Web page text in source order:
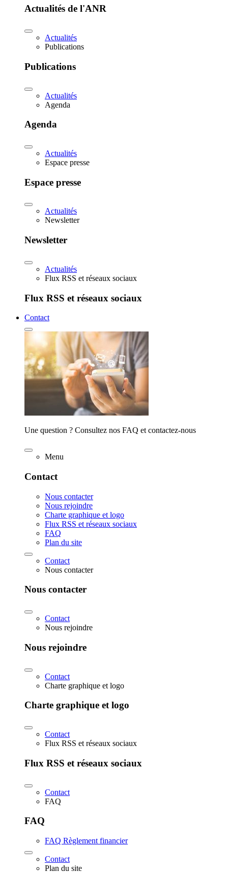
Actualités de l'ANR
Actualités
Publications
Publications
Actualités
Agenda
Agenda
Actualités
Espace presse
Espace presse
Actualités
Newsletter
Newsletter
Actualités
Flux RSS et réseaux sociaux
Flux RSS et réseaux sociaux
Contact
Une question ? Consultez nos FAQ et contactez-nous
Menu
Contact
Nous contacter
Nous rejoindre
Charte graphique et logo
Flux RSS et réseaux sociaux
FAQ
Plan du site
Contact
Nous contacter
Nous contacter
Contact
Nous rejoindre
Nous rejoindre
Contact
Charte graphique et logo
Charte graphique et logo
Contact
Flux RSS et réseaux sociaux
Flux RSS et réseaux sociaux
Contact
FAQ
FAQ
FAQ Règlement financier
Contact
Plan du site